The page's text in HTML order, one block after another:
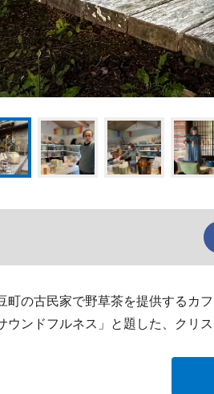
町の古民家で野草茶を提供するカ
ウンドフルネス」と題した、クリ